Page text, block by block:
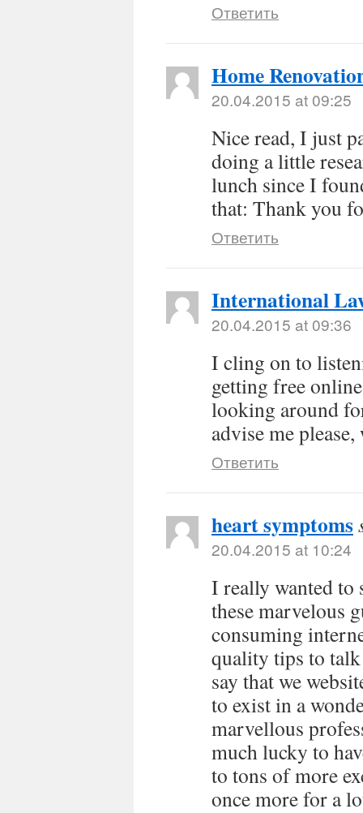
Ответить
Home
20.04.2015 at 09:25
Nice read, I just
doing a little
lunch since I
that: Thank you
Ответить
International
20.04.2015 at 09:36
I cling on to
getting free
looking around
advise me
Ответить
heart symptoms
20.04.2015 at 10:24
I really wanted to
these marvelous
consuming
quality tips to
say that we
to exist in a
marvellous
much lucky to
to tons of more
once more for a